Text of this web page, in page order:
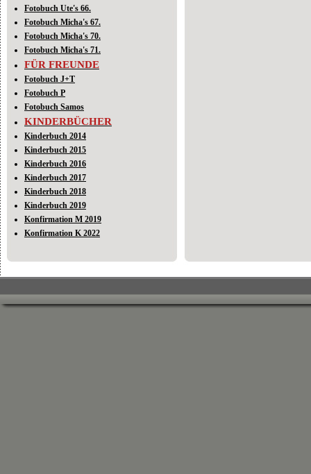
Fotobuch Ute's 66.
Fotobuch Micha's 67.
Fotobuch Micha's 70.
Fotobuch Micha's 71.
FÜR FREUNDE
Fotobuch J+T
Fotobuch P
Fotobuch Samos
KINDERBÜCHER
Kinderbuch 2014
Kinderbuch 2015
Kinderbuch 2016
Kinderbuch 2017
Kinderbuch 2018
Kinderbuch 2019
Konfirmation M 2019
Konfirmation K 2022